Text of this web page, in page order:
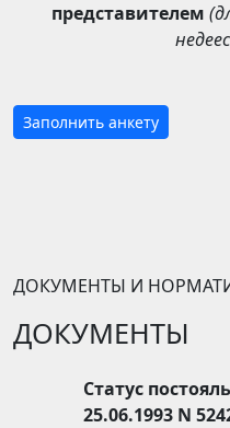
представителем
Заполнить анкету
ДОКУМЕНТЫ И
ДОКУМЕНТЫ
Статус
25.06.1993 N